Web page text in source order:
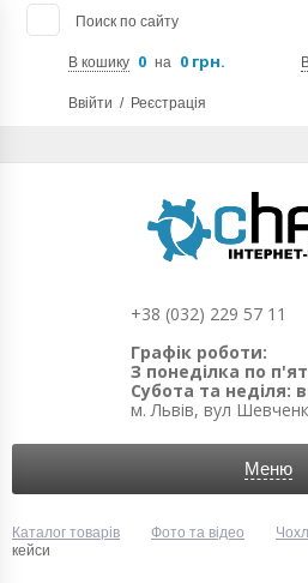
Поиск по сайту
В кошику 0 на 0 грн.
Ввійти / Реєстрація
+38 (032) 229 57 11
Графік роботи:
З понеділка по
Субота та неділя:
м. Львів, вул
Меню
Каталог товарів Фото та відео
кейси